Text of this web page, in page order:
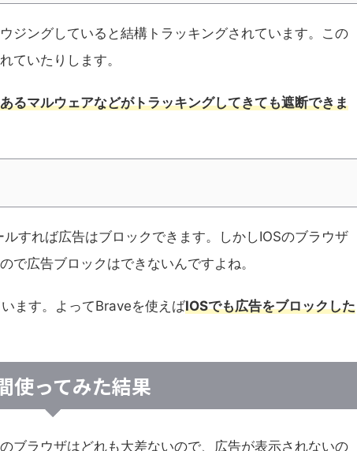
ジングしていると結構トラッキングされています。この
ていたりします。
るマルウェアなどがトラッキングしてきても遮断できま
すれば広告はブロックできます。しかしIOSのブラウザ
で広告ブロックはできないんですよね。
ます。よってBraveを使えばIOSでも広告をブロックした
使ってみた結果
ブラウザはどれも大差ないので、広告が表示されないの